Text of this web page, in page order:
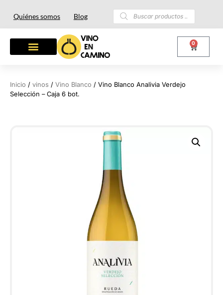
Quiénes somos Blog
0
Inicio / vinos / Vino Blanco / Vino Blanco Analivia Verdejo
Selección – Caja 6 bot.